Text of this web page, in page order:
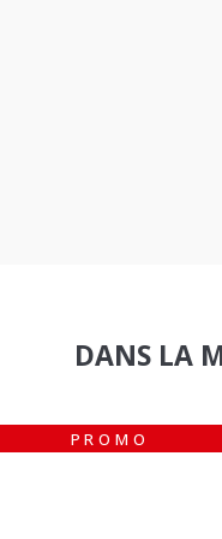
DANS LA
PROMO